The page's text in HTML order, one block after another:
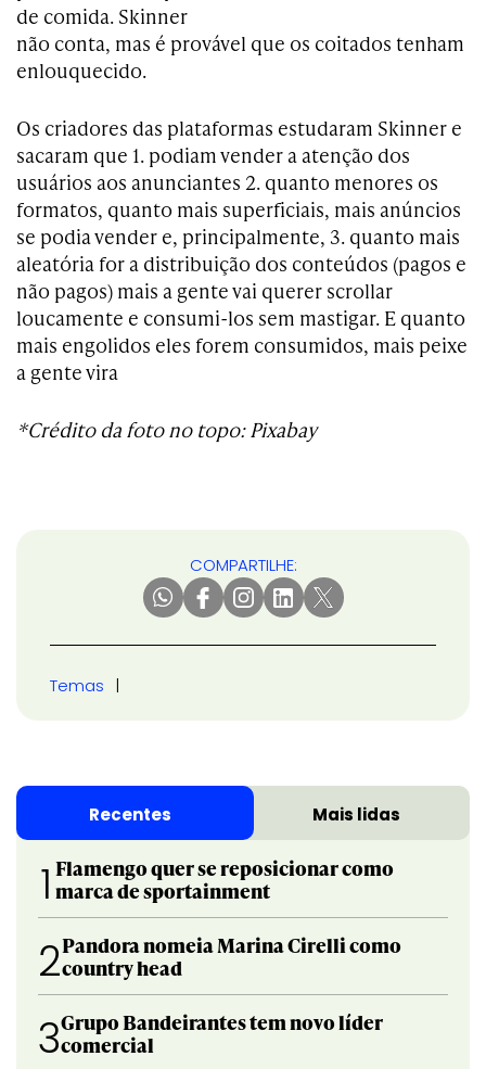
de comida. Skinner
não conta, mas é provável que os coitados tenham
enlouquecido.
Os criadores das plataformas estudaram Skinner e
sacaram que 1. podiam vender a atenção dos
usuários aos anunciantes 2. quanto menores os
formatos, quanto mais superficiais, mais anúncios
se podia vender e, principalmente, 3. quanto mais
aleatória for a distribuição dos conteúdos (pagos e
não pagos) mais a gente vai querer scrollar
loucamente e consumi-los sem mastigar. E quanto
mais engolidos eles forem consumidos, mais peixe
a gente vira
*Crédito da foto no topo: Pixabay
COMPARTILHE:
Temas
Recentes Mais lidas
1 Flamengo quer se reposicionar como
marca de sportainment
2Pandora nomeia Marina Cirelli como
country head
3Grupo Bandeirantes tem novo líder
comercial